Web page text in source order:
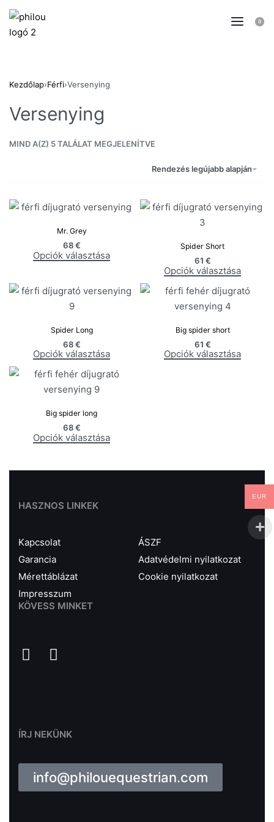
0
Kezdőlap›Férfi›Versenying
Versenying
MIND A(Z) 5 TALÁLAT MEGJELENÍTVE
Rendezés legújabb alapján
Mr. Grey
68€
Opciók választása
Spider Short
61 €
Opciók választása
Spider Long
68€
Opciók választása
Big spider short
61 €
Opciók választása
Big spider long
68€
Opciók választása
HASZNOS LINKEK
Kapcsolat
ÁSZF
Garancia
Adatvédelmi nyilatkozat
Mérettáblázat
Cookie nyilatkozat
Impresszum
KÖVESS MINKET
ÍRJ NEKÜNK
info@philouequestrian.com
EUR